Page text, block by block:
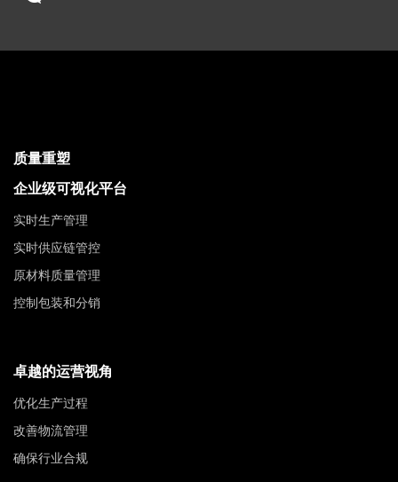
质量重塑
企业级可视化平台
实时生产管理
实时供应链管控
原材料质量管理
控制包装和分销
卓越的运营视角
优化生产过程
改善物流管理
确保行业合规